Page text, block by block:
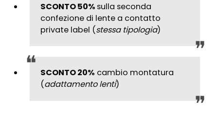
SCONTO 50% sulla seconda
confezione di lente a contatto
private label (stessa tipologia)
SCONTO 20% cambio montatura
(adattamento lenti)